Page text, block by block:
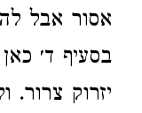
אסור אבל
בסעיף ד׳
יזרוק צרור.